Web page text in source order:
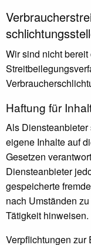
Wir sind nicht
Haftung für
Als
eigene Inhalte auf
Gesetzen
Diensteanbieter
gespeicherte
nach Umständen
Tätigkeit hinweisen.
Verpflichtungen zur